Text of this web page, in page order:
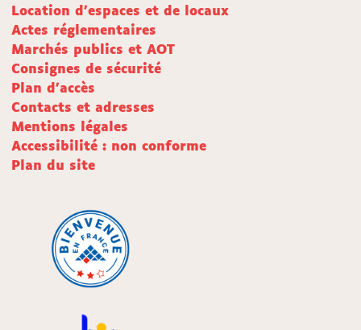
Location d'espaces et de locaux
Actes réglementaires
Marchés publics et AOT
Consignes de sécurité
Plan d'accès
Contacts et adresses
Mentions légales
Accessibilité : non conforme
Plan du site